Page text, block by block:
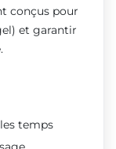
conçus pour
et garantir
temps